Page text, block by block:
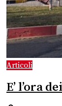
Articoli
E’ l’ora